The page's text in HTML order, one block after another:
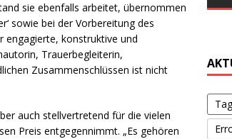
sie ebenfalls arbeitet, übernommen
sowie bei der Vorbereitung des
engagierte, konstruktive und
Trauerbegleiterin,
Zusammenschlüssen ist nicht
auch stellvertretend für die vielen
Preis entgegennimmt. „Es gehören